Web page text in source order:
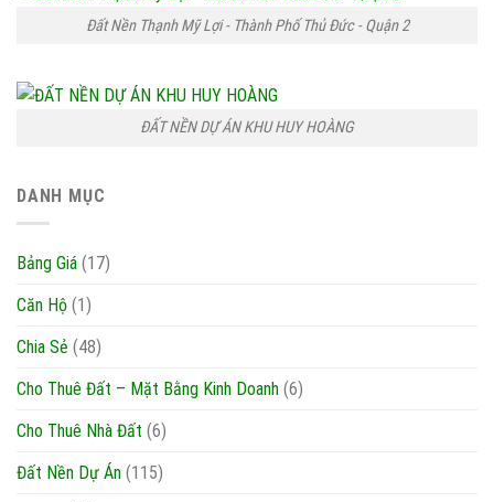
Đất Nền Thạnh Mỹ Lợi - Thành Phố Thủ Đức - Quận 2
ĐẤT NỀN DỰ ÁN KHU HUY HOÀNG
DANH MỤC
Bảng Giá (17)
Căn Hộ (1)
Chia Sẻ (48)
Cho Thuê Đất – Mặt Bằng Kinh Doanh (6)
Cho Thuê Nhà Đất (6)
Đất Nền Dự Án (115)